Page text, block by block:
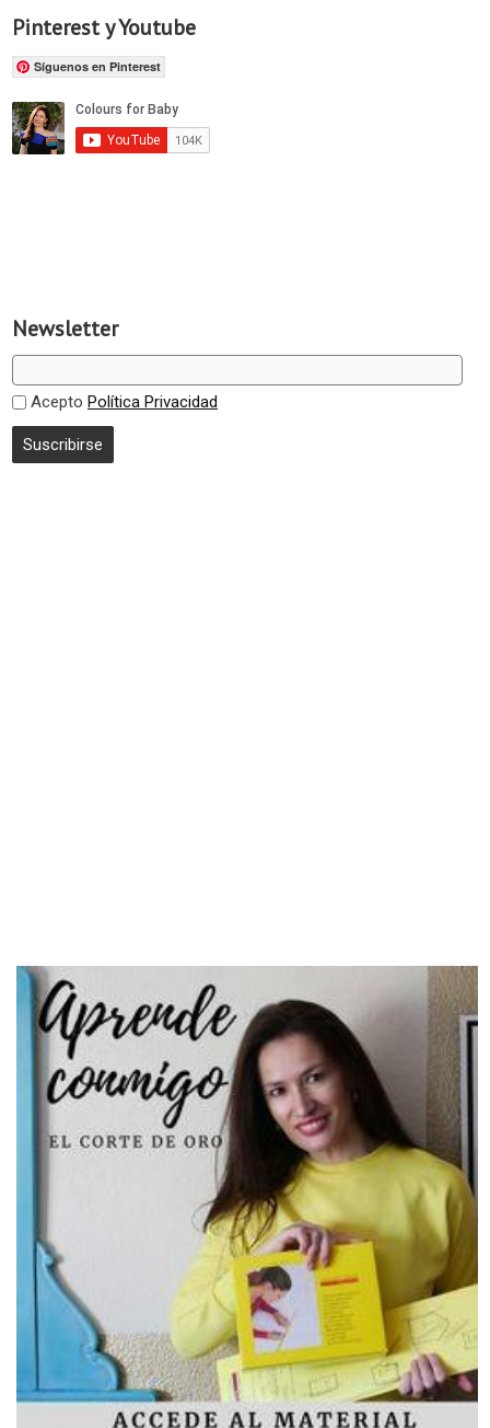
Pinterest y Youtube
Síguenos en Pinterest
Newsletter
Acepto Política Privacidad